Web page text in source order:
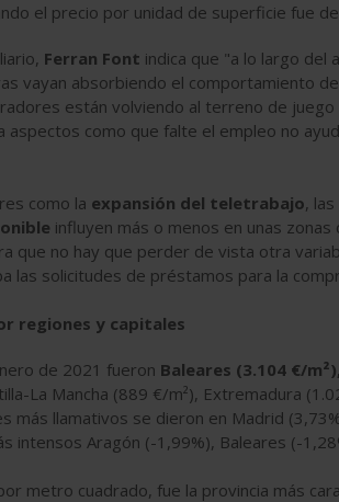
el precio por unidad de superficie fue
Ferran Font indica que "a lo largo del
vayan absorbiendo el comportamiento
están volviendo al terreno de
aspectos como que falte el empleo no
como la expansión del teletrabajo, las
influyen más o menos en unas
que no hay que perder de vista otra
las solicitudes de préstamos para la
regiones y capitales
de 2021 fueron Baleares (3.104 €/
La Mancha (889 €/m²), Extremadura
más llamativos se dieron en Madrid
intensos Aragón (-1,99%), Baleares (-
metro cuadrado, fue la provincia más